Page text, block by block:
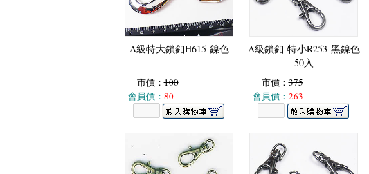
A級特大鎖釦H615-鎳色
市價：100
會員價： 80
A級鎖釦-特小R253-黑鎳色
50入
市價：375
會員價： 263